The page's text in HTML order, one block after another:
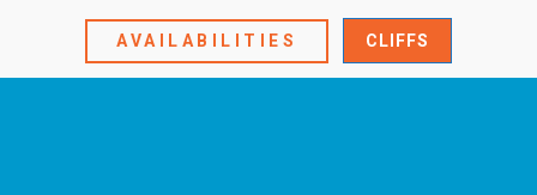
AVAILABILITIES CLIFFS